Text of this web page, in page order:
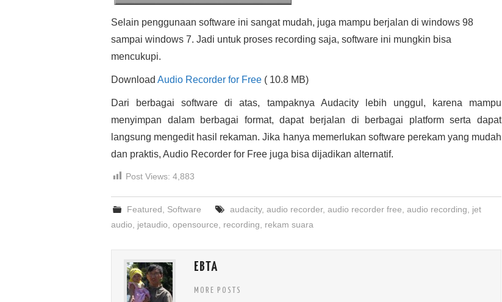
Selain penggunaan software ini sangat mudah, juga mampu berjalan di windows 98
sampai windows 7. Jadi untuk proses recording saja, software ini mungkin bisa
mencukupi.
Download Audio Recorder for Free ( 10.8 MB)
Dari berbagai software di atas, tampaknya Audacity lebih unggul, karena mampu
menyimpan dalam berbagai format, dapat berjalan di berbagai platform serta dapat
langsung mengedit hasil rekaman. Jika hanya memerlukan software perekam yang mudah
dan praktis, Audio Recorder for Free juga bisa dijadikan alternatif.
Post Views: 4,883
Featured Software audacity, audio recorder, audio recorder free audio recording
jet
audio
jetaudio opensource recording rekam suara
EBTA
MORE POSTS